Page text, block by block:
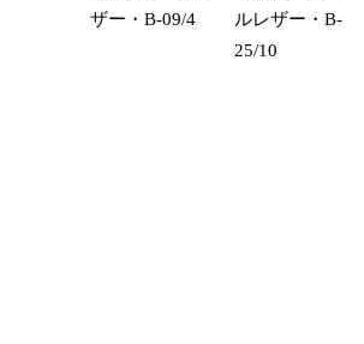
ザー・B-09/4
ルレザー・B-
25/10